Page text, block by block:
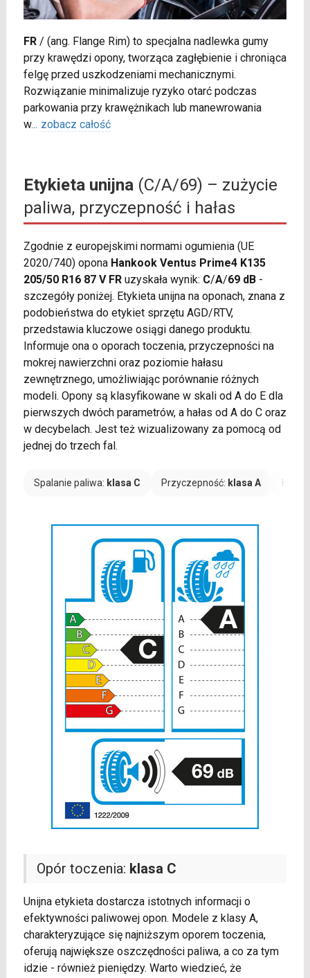
FR/ (ang. Flange Rim) to specjalna nadlewka gumy
przy krawędzi opony, tworząca zagłębienie i chroniąca
felgę przed uszkodzeniami mechanicznymi.
Rozwiązanie minimalizuje ryzyko otarć podczas
parkowania przy krawężnikach lub manewrowania
w... zobacz całość
Etykieta unijna(C/A/69) – zużycie
paliwa, przyczepność i hałas
Zgodnie z europejskimi normami ogumienia (UE
2020/740) opona Hankook Ventus Prime4 K135
205/50 R16 87 V FRuzyskała wynik: C/A/69 dB-
szczegóły poniżej. Etykieta unijna na oponach, znana z
podobieństwa do etykiet sprzętu AGD/RTV,
przedstawia kluczowe osiągi danego produktu.
Informuje ona o oporach toczenia, przyczepności na
mokrej nawierzchni oraz poziomie hałasu
zewnętrznego, umożliwiając porównanie różnych
modeli. Opony są klasyfikowane w skali od A do E dla
pierwszych dwóch parametrów, a hałas od A do C oraz
w decybelach. Jest też wizualizowany za pomocą od
jednej do trzech fal.
Spalanie paliwa: klasa C Przyczepność: klasa A
Opór toczenia: klasa C
Unijna etykieta dostarcza istotnych informacji o
efektywności paliwowej opon. Modele z klasy A,
charakteryzujące się najniższym oporem toczenia,
oferują największe oszczędności paliwa, a co za tym
idzie - również pieniędzy. Warto wiedzieć, że